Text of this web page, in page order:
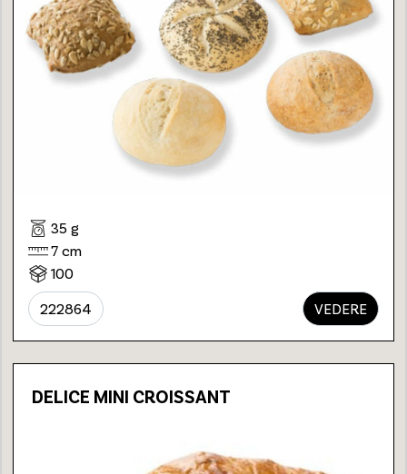
35 g
7 cm
100
222864 VEDERE
DELICE MINI CROISSANT